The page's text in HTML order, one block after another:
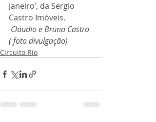
Janeiro’, da Sergio
Castro Imóveis.
( foto divulgação)
Circuito Rio